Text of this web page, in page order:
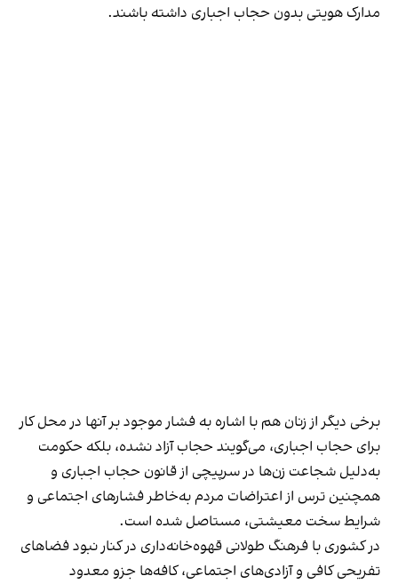
مدارک هویتی بدون حجاب اجباری داشته باشند.
برخی دیگر از زنان هم با اشاره به فشار موجود بر آنها در محل کار
برای حجاب اجباری، می‌گویند حجاب آزاد نشده، بلکه حکومت
به‌دلیل شجاعت زن‌ها در سرپیچی از قانون حجاب اجباری و
همچنین ترس از اعتراضات مردم به‌خاطر فشارهای اجتماعی و
شرایط سخت معیشتی، مستاصل شده است.
در کشوری با فرهنگ طولانی قهوه‌‌خانه‌داری در کنار نبود فضاهای
تفریحی کافی و آزادی‌های اجتماعی، کافه‌ها جزو معدود